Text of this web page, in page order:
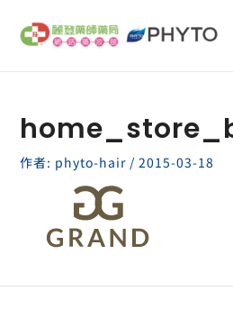
作者: phyto-hair / 2015-03-18